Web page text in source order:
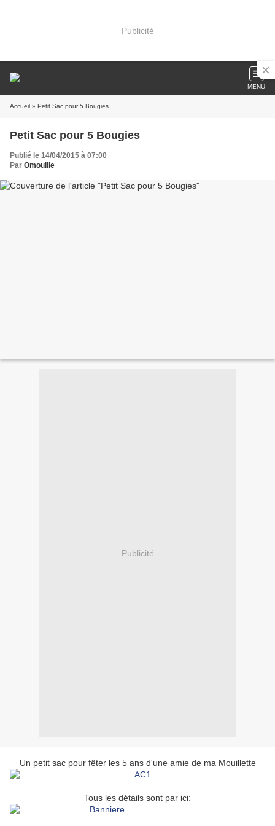
Publicité
MENU
Accueil » Petit Sac pour 5 Bougies
Petit Sac pour 5 Bougies
Publié le 14/04/2015 à 07:00
Par Omouille
Publicité
Un petit sac pour fêter les 5 ans d'une amie de ma Mouillette
Tous les détails sont par ici: